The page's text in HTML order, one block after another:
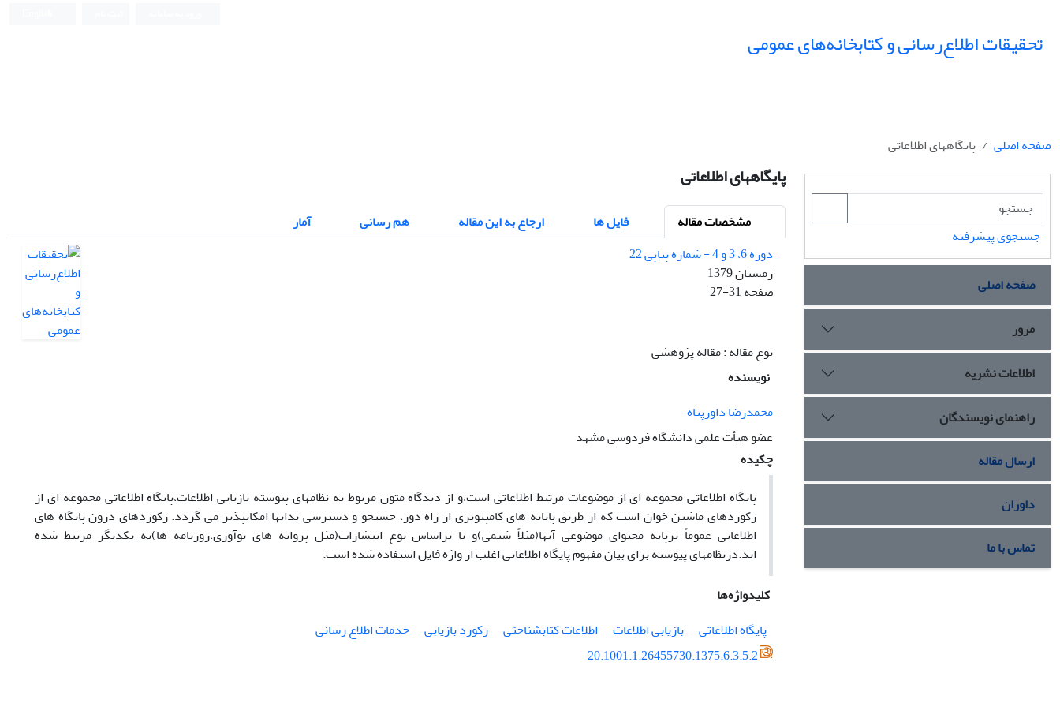
تحقیقات اطلاع‌رسانی و کتابخانه‌های عمومی
صفحه اصلی پایگاههای اطلاعاتی
پایگاههای اطلاعاتی
مشخصات مقاله فایل ها ارجاع به این مقاله هم رسانی
آمار
دوره 6، 3 و 4 - شماره پیاپی 22
زمستان 1379
صفحه27-31
نوع مقاله : مقاله پژوهشی
نویسنده
محمدرضا داورپناه
عضو هیأت علمی دانشگاه فردوسی مشهد
چکیده
پایگاه اطلاعاتی مجموعه ای از موضوعات مرتبط اطلاعاتی است،و از دیدگاه متون مربوط به نظامهای پیوسته بازیابی اطلاعات،پایگاه اطلاعاتی مجموعه ای از
رکوردهای ماشین خوان است که از طریق پایانه های کامپیوتری از راه دور، جستجو و دسترسی بدانها امکانپذیر می گردد. رکوردهای درون پایگاه های
اطلاعاتی عموماً برپایه محتوای موضوعی آنها(مثلاً شیمی)و یا براساس نوع انتشارات(مثل پروانه های نوآوری،روزنامه ها)به یکدیگر مرتبط شده
اند.درنظامهای پیوسته برای بیان مفهوم پایگاه اطلاعاتی اغلب از واژه فایل استفاده شده است.
کلیدواژه‌ها
پایگاه اطلاعاتی
بازیابی اطلاعات اطلاعات کتابشناختی رکورد بازیابی
خدمات اطلاع رسانی
20.1001.1.26455730.1375.6.3.5.2
جستجوی پیشرفته
صفحه اصلی
مرور
اطلاعات نشریه
راهنمای نویسندگان
ارسال مقاله
داوران
تماس با ما